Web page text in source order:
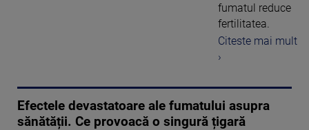
fumatul reduce
fertilitatea.
Citeste mai mult
›
Efectele devastatoare ale fumatului asupra
sănătății. Ce provoacă o singură țigară